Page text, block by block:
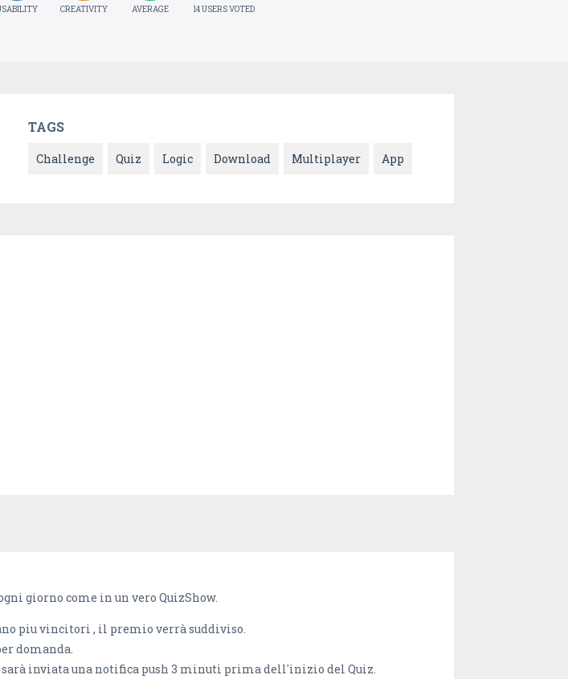
CREATIVITY AVERAGE 14 USERS VOTED
TAGS
Challenge Quiz Logic Download Multiplayer App
giorno come in un vero QuizShow.
piu vincitori , il premio verrà suddiviso.
domanda.
inviata una notifica push 3 minuti prima dell'inizio del Quiz.